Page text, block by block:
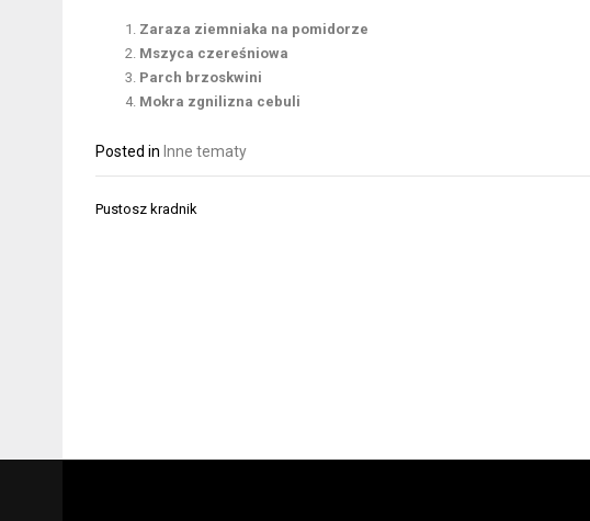
Zaraza ziemniaka na pomidorze
Mszyca czereśniowa
Parch brzoskwini
Mokra zgnilizna cebuli
Posted in Inne tematy
Nawigacja
Pustosz kradnik